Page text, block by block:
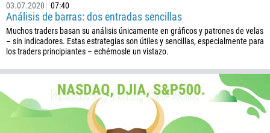
03.07.2020 07:40
Análisis de barras: dos entradas sencillas
Muchos traders basan su análisis únicamente en gráficos y patrones de velas
– sin indicadores. Estas estrategias son útiles y sencillas, especialmente para
los traders principiantes – echémosle un vistazo.
244
1264
672
1268
54
374
Escribe tu comentario, si es necesario
PEDIR UNA LLAMADA